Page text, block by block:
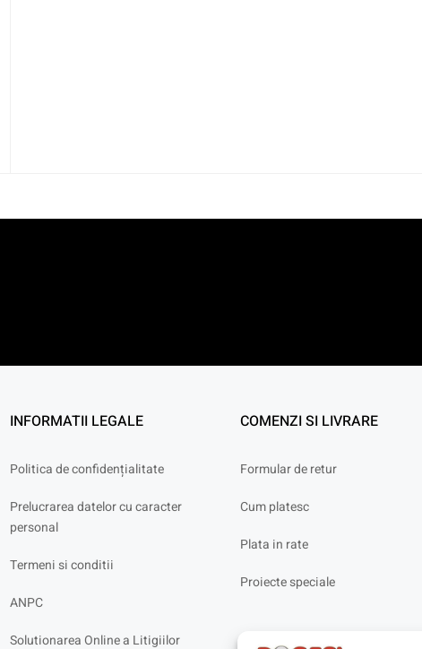
INFORMATII LEGALE
Politica de confidențialitate
Prelucrarea datelor cu caracter
personal
Termeni si conditii
ANPC
Solutionarea Online a Litigiilor
COMENZI SI LIVRARE
Formular de retur
Cum platesc
Plata in rate
Proiecte speciale